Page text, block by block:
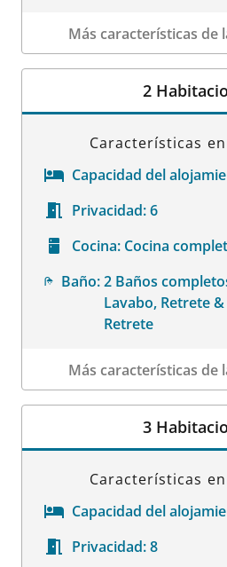
Más características de
Datos de la habitación
2
Características
Capacidad del
Privacidad:6
Cocina: Cocina
Baño:2 Baños
Lavabo, Retrete
Retrete
Más características de
Datos de la habitación
3
Características
Capacidad del
Privacidad:8